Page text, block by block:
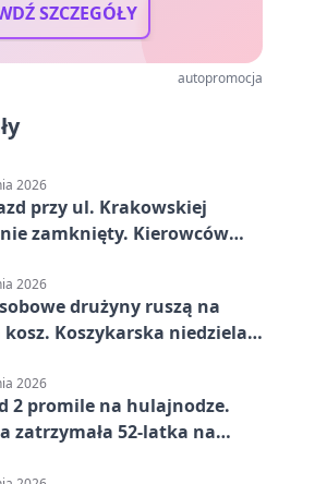
SZCZEGÓŁY
autopromocja
2026
przy ul. Krakowskiej
zamknięty. Kierowców
2026
drużyny ruszą na
kosz. Koszykarska niedziela
2026
2 promile na hulajnodze.
zatrzymała 52-latka na